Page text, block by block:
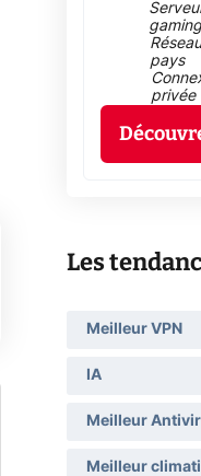
pays
privée
Les
Meilleur VPN
IA
Meilleur
Meilleur